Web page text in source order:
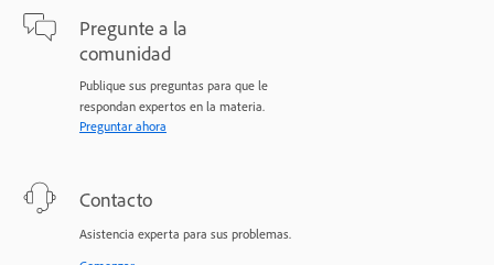
Pregunte a la
comunidad
Publique sus preguntas para que le
respondan expertos en la materia.
Preguntar ahora
Contacto
Asistencia experta para sus problemas.